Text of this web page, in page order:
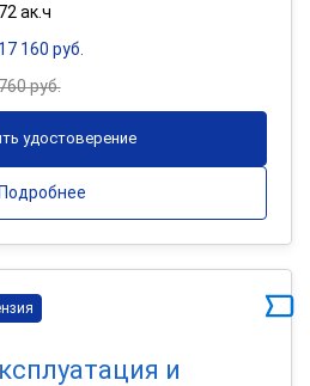
ак.ч
160 руб.
руб.
удостоверение
Подробнее
и